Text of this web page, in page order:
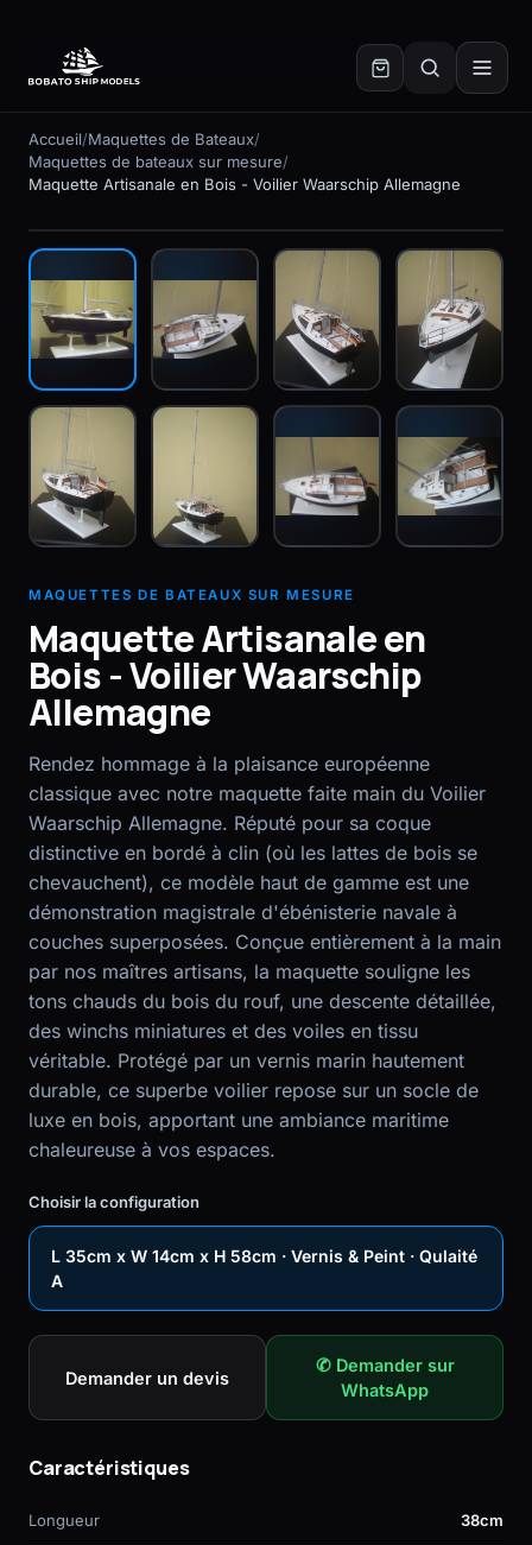
Accueil/Maquettes de Bateaux/
Maquettes de bateaux sur mesure/
Maquette Artisanale en Bois - Voilier Waarschip Allemagne
Fabriqué sur commande
MAQUETTES DE BATEAUX SUR MESURE
Maquette Artisanale en
Bois - Voilier Waarschip
Allemagne
Rendez hommage à la plaisance européenne
classique avec notre maquette faite main du Voilier
Waarschip Allemagne. Réputé pour sa coque
distinctive en bordé à clin (où les lattes de bois se
chevauchent), ce modèle haut de gamme est une
démonstration magistrale d'ébénisterie navale à
couches superposées. Conçue entièrement à la main
par nos maîtres artisans, la maquette souligne les
tons chauds du bois du rouf, une descente détaillée,
des winchs miniatures et des voiles en tissu
véritable. Protégé par un vernis marin hautement
durable, ce superbe voilier repose sur un socle de
luxe en bois, apportant une ambiance maritime
chaleureuse à vos espaces.
Choisir la configuration
L 35cm x W 14cm x H 58cm · Vernis & Peint · Qulaité
A
Demander un devis
✆ Demander sur
WhatsApp
Caractéristiques
Longueur 38cm